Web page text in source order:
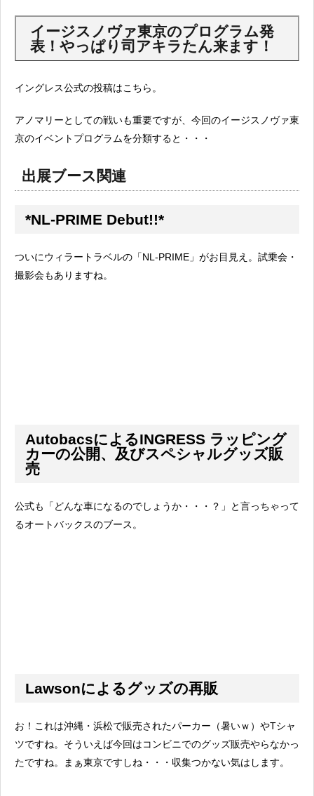
イージスノヴァ東京のプログラム発
表！やっぱり司アキラたん来ます！
イングレス公式の投稿はこちら。
アノマリーとしての戦いも重要ですが、今回のイージスノヴァ東
京のイベントプログラムを分類すると・・・
出展ブース関連
*NL-PRIME Debut!!*
ついにウィラートラベルの「NL-PRIME」がお目見え。試乗会・
撮影会もありますね。
AutobacsによるINGRESS ラッピング
カーの公開、及びスペシャルグッズ販
売
公式も「どんな車になるのでしょうか・・・？」と言っちゃって
るオートバックスのブース。
Lawsonによるグッズの再販
お！これは沖縄・浜松で販売されたパーカー（暑いｗ）やTシャ
ツですね。そういえば今回はコンビニでのグッズ販売やらなかっ
たですね。まぁ東京ですしね・・・収集つかない気はします。